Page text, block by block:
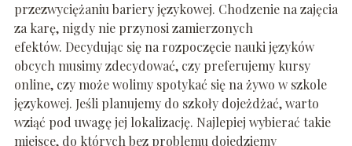
przezwyciężaniu bariery językowej. Chodzenie na zajęcia
za karę, nigdy nie przynosi zamierzonych
efektów. Decydując się na rozpoczęcie nauki języków
obcych musimy zdecydować, czy preferujemy kursy
online, czy może wolimy spotykać się na żywo w szkole
językowej. Jeśli planujemy do szkoły dojeżdżać, warto
wziąć pod uwagę jej lokalizację. Najlepiej wybierać takie
miejsce, do których bez problemu dojedziemy